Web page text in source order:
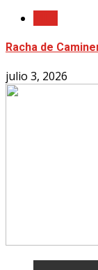
Racha de
julio 3, 2026